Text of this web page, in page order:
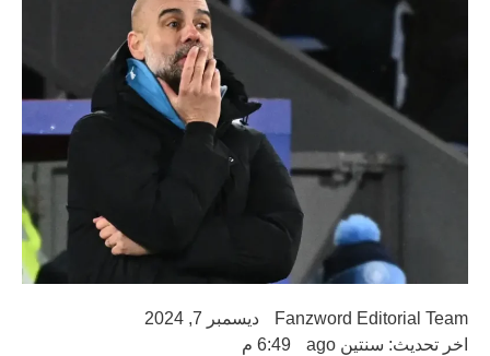
Fanzword Editorial Team
ديسمبر 7, 2024
اخر تحديث: سنتين ago
6:49 م